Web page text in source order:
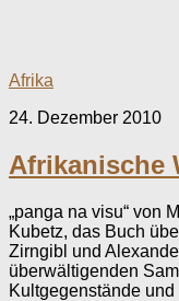
Afrika
24. Dezember 2010
Afrikanische
„panga na visu“ von
Kubetz, das Buch
Zirngibl und
überwältigenden
Kultgegenstände